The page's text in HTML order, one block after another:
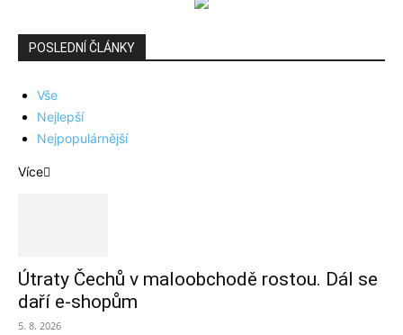
POSLEDNÍ ČLÁNKY
Vše
Nejlepší
Nejpopulárnější
Více
Útraty Čechů v maloobchodě rostou. Dál se
daří e-shopům
5. 8. 2026